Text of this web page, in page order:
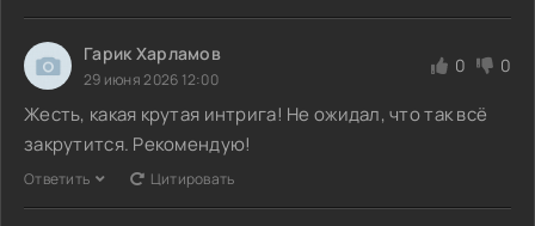
Гарик Харламов
29 июня 2026 12:00
0 0
Жесть, какая крутая интрига! Не ожидал, что так всё
закрутится. Рекомендую!
Ответить Цитировать